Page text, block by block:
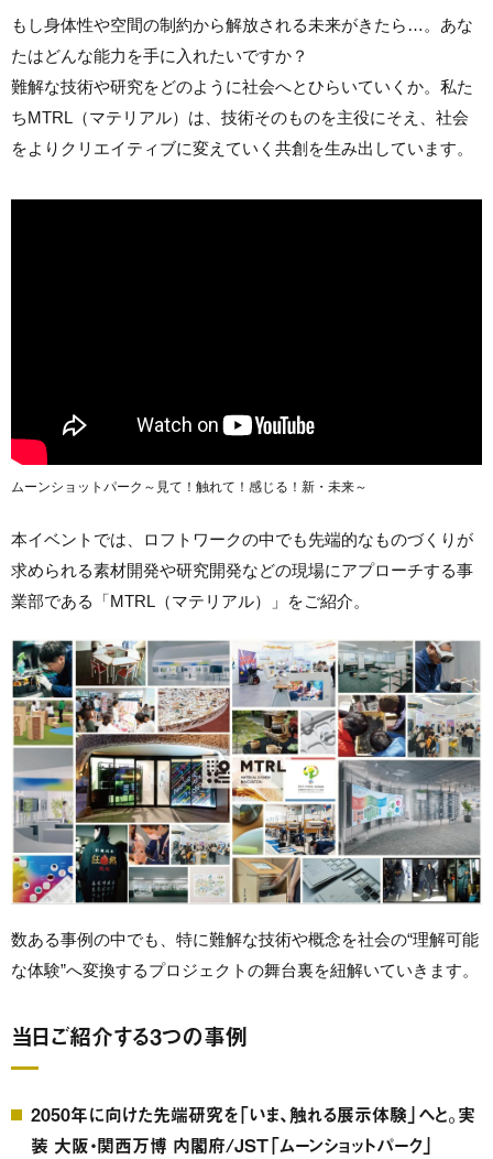
もし身体性や空間の制約から解放される未来がきたら…。あな
たはどんな能力を手に入れたいですか？
難解な技術や研究をどのように社会へとひらいていくか。私た
ちMTRL（マテリアル）は、技術そのものを主役にそえ、社会
をよりクリエイティブに変えていく共創を生み出しています。
ムーンショットパーク～見て！触れて！感じる！新・未来～
本イベントでは、ロフトワークの中でも先端的なものづくりが
求められる素材開発や研究開発などの現場にアプローチする事
業部である「MTRL（マテリアル）」をご紹介。
数ある事例の中でも、特に難解な技術や概念を社会の“理解可能
な体験”へ変換するプロジェクトの舞台裏を紐解いていきます。
当日ご紹介する3つの事例
2050年に向けた先端研究を「いま、触れる展示体験」へと。実
装 大阪・関西万博 内閣府/JST「ムーンショットパーク」